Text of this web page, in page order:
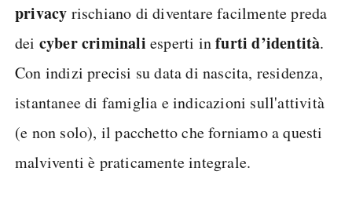
privacy rischiano di diventare facilmente preda
dei cyber criminali esperti infurti d’identità.
Con indizi precisi su data di nascita, residenza,
istantanee di famiglia e indicazioni sull'attività
(e non solo), il pacchetto che forniamo a questi
malviventi è praticamente integrale.